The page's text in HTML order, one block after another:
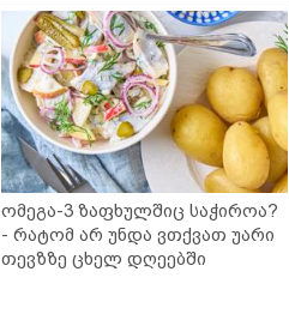
ომეგა-3 ზაფხულშიც საჭიროა?
- რატომ არ უნდა ვთქვათ უარი
თევზზე ცხელ დღეებში